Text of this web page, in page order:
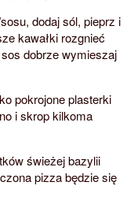
dodaj sól, pieprz i
kawałki rozgnieć
dobrze wymieszaj
pokrojone plasterki
i skrop kilkoma
świeżej bazylii
pizza będzie się